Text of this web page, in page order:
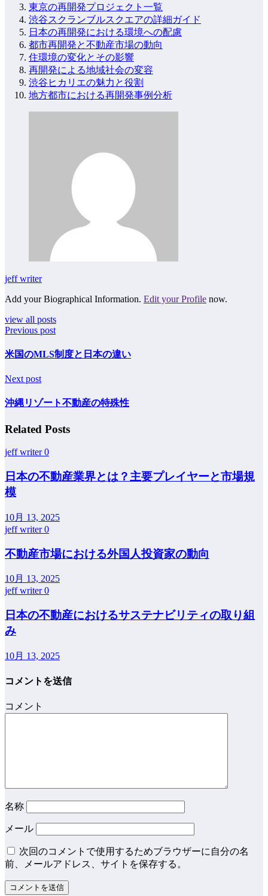
東京の再開発プロジェクト一覧
渋谷スクランブルスクエアの詳細ガイド
日本の再開発における環境への配慮
都市再開発と不動産市場の動向
住環境の変化とその影響
再開発による地域社会の変容
渋谷ヒカリエの魅力と役割
地方都市における再開発事例分析
jeff writer
Add your Biographical Information. Edit your Profile now.
view all posts
Previous post
米国のMLS制度と日本の違い
Next post
沖縄リゾート不動産の特殊性
Related Posts
jeff writer0
日本の不動産業界とは？主要プレイヤーと市場規
模
10月 13, 2025
jeff writer0
不動産市場における外国人投資家の動向
10月 13, 2025
jeff writer0
日本の不動産におけるサステナビリティの取り組
み
10月 13, 2025
コメントを送信
コメント
名称
メール
次回のコメントで使用するためブラウザーに自分の名
前、メールアドレス、サイトを保存する。